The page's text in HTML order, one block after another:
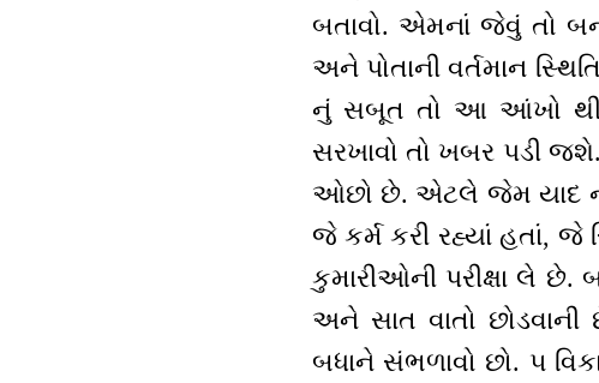
બતાવો. એમનાં જેવું તો
અને પોતાની વર્તમાન
નું સબૂત તો આ આંખો થી
સરખાવો તો ખબર પડી
ઓછો છે. એટલે જેમ યાદ નો
જે કર્મ કરી રહ્યાં હતાં,
કુમારીઓની પરીક્ષા લે છે.
અને સાત વાતો
બધાને સંભળાવો છો. ૫